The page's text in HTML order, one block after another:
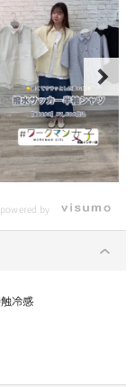
powered by